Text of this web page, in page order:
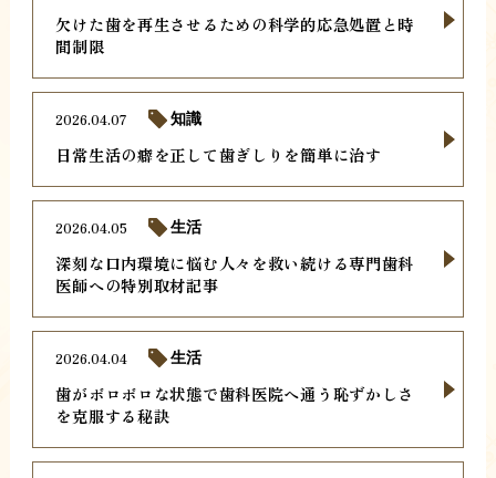
欠けた歯を再生させるための科学的応急処置と時
間制限
日常生活の癖を正して歯ぎしりを簡単に治す
2026.04.07 知識
深刻な口内環境に悩む人々を救い続ける専門歯科
医師への特別取材記事
2026.04.05 生活
歯がボロボロな状態で歯科医院へ通う恥ずかしさ
を克服する秘訣
2026.04.04 生活